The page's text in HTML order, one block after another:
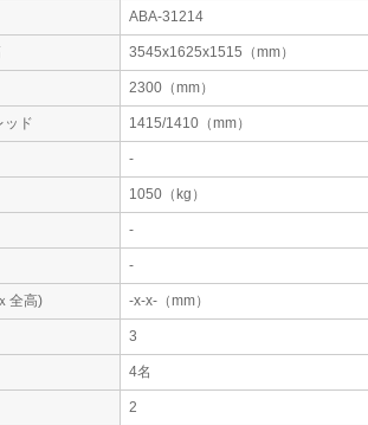
ABA-31214
3545x1625x1515（mm）
2300（mm）
ッド 1415/1410（mm）
-
1050（kg）
-
-
全高) -x-x-（mm）
3
4名
2